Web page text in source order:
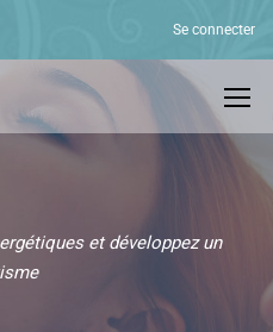
Se connecter
et développez un